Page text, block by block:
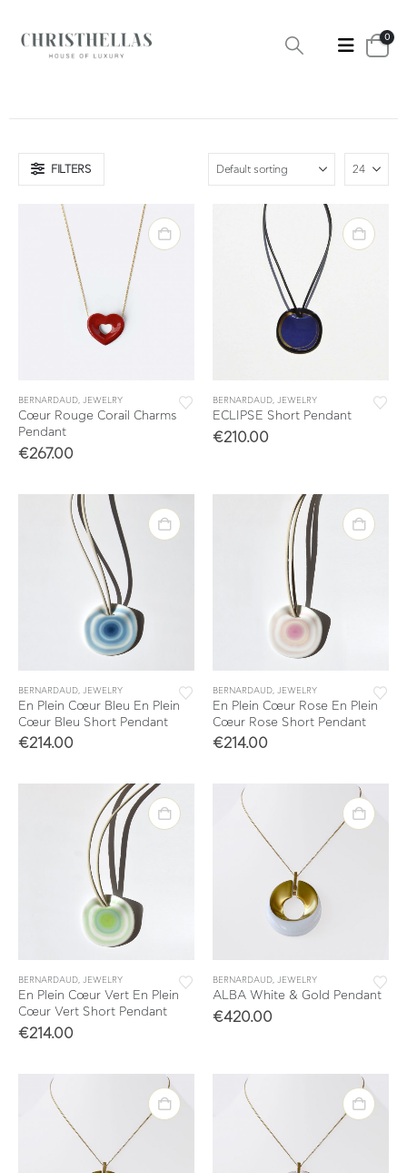
0
FILTERS
BERNARDAUD, JEWELRY
Cœur Rouge Corail Charms
Pendant
€267.00
BERNARDAUD, JEWELRY
ECLIPSE Short Pendant
€210.00
BERNARDAUD JEWELRY
En Plein Cœur Bleu En Plein
Cœur Bleu Short Pendant
€214.00
BERNARDAUD JEWELRY
En Plein Cœur Rose En Plein
Cœur Rose Short Pendant
€214.00
BERNARDAUD, JEWELRY
En Plein Cœur Vert En Plein
Cœur Vert Short Pendant
€214.00
BERNARDAUD, JEWELRY
ALBA White & Gold Pendant
€420.00